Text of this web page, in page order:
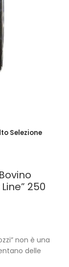
Selezione
250
non è una
delle